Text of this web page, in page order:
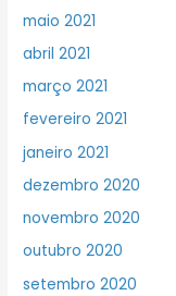
maio 2021
abril 2021
março 2021
fevereiro 2021
janeiro 2021
dezembro 2020
novembro 2020
outubro 2020
setembro 2020